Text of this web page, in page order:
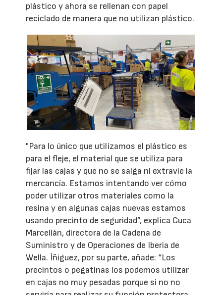
plástico y ahora se rellenan con papel
reciclado de manera que no utilizan plástico.
"Para lo único que utilizamos el plástico es
para el fleje, el material que se utiliza para
fijar las cajas y que no se salga ni extravíe la
mercancía. Estamos intentando ver cómo
poder utilizar otros materiales como la
resina y en algunas cajas nuevas estamos
usando precinto de seguridad”, explica Cuca
Marcellán, directora de la Cadena de
Suministro y de Operaciones de Iberia de
Wella. Íñiguez, por su parte, añade: “Los
precintos o pegatinas los podemos utilizar
en cajas no muy pesadas porque si no no